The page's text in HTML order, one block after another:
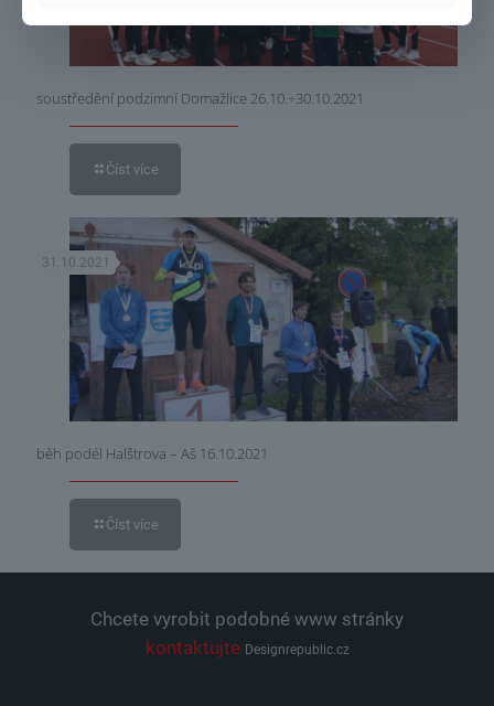
soustředění podzimní Domažlice 26.10.÷30.10.2021
Číst více
31.10.2021
běh podél Halštrova – Aš 16.10.2021
Číst více
Chcete vyrobit podobné www stránky
kontaktujte Designrepublic.cz